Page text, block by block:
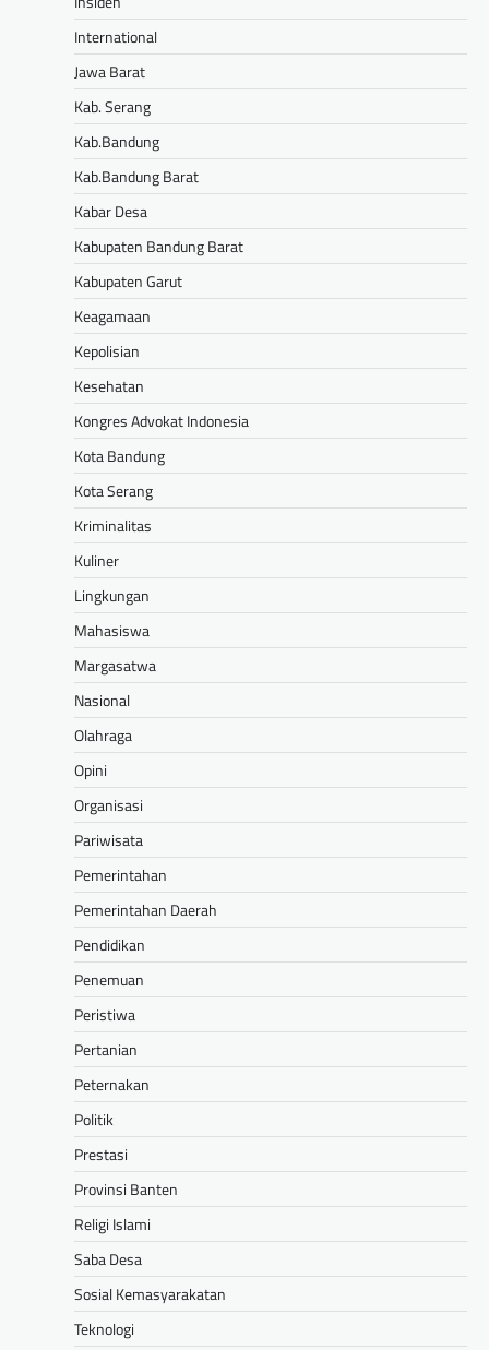
International
Jawa Barat
Kab. Serang
Kab.Bandung
Kab.Bandung Barat
Kabar Desa
Kabupaten Bandung Barat
Kabupaten Garut
Keagamaan
Kepolisian
Kesehatan
Kongres Advokat Indonesia
Kota Bandung
Kota Serang
Kriminalitas
Kuliner
Lingkungan
Mahasiswa
Margasatwa
Nasional
Olahraga
Opini
Organisasi
Pariwisata
Pemerintahan
Pemerintahan Daerah
Pendidikan
Penemuan
Peristiwa
Pertanian
Peternakan
Politik
Prestasi
Provinsi Banten
Religi Islami
Saba Desa
Sosial Kemasyarakatan
Teknologi